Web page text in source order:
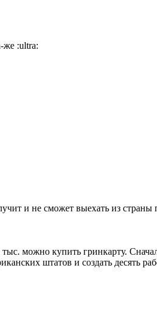
же :ultra:
и не сможет выехать из страны
можно купить гринкарту.
штатов и создать десять